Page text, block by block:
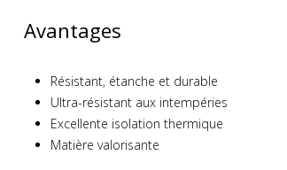
Avantages
Résistant, étanche et durable
Ultra-résistant aux intempéries
Excellente isolation thermique
Matière valorisante